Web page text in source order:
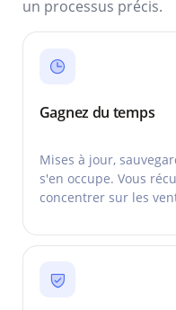
un processus précis.
Gagnez du temps
Mises à jour,
s'en occupe. Vous
concentrer sur les